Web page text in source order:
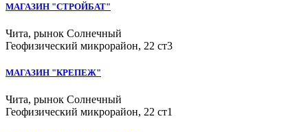
МАГАЗИН "СТРОЙБАТ"
Чита, рынок Солнечный
Геофизический микрорайон, 22 ст3
МАГАЗИН "КРЕПЕЖ"
Чита, рынок Солнечный
Геофизический микрорайон, 22 ст1